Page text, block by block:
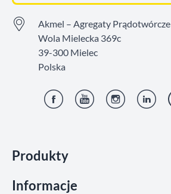
Produkty
Informacje
Akmel – Agregaty Prądotwórcze
Wola Mielecka 369c
39-300 Mielec
Polska